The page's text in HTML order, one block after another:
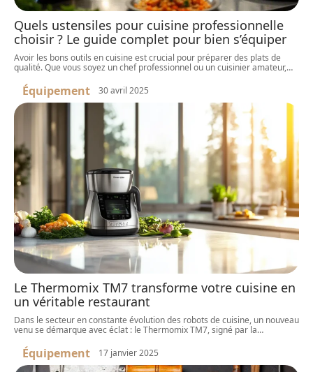
Quels ustensiles pour cuisine professionnelle
choisir ? Le guide complet pour bien s’équiper
Avoir les bons outils en cuisine est crucial pour préparer des plats de
qualité. Que vous soyez un chef professionnel ou un cuisinier amateur,…
Équipement 30 avril 2025
Le Thermomix TM7 transforme votre cuisine en
un véritable restaurant
Dans le secteur en constante évolution des robots de cuisine, un nouveau
venu se démarque avec éclat : le Thermomix TM7, signé par la…
Équipement 17 janvier 2025